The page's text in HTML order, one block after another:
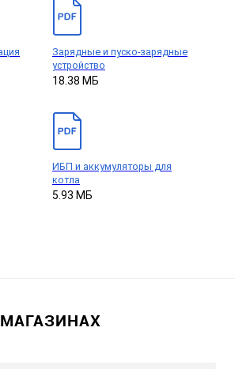
Зарядные и пуско-зарядные
устройство
18.38 МБ
ИБП и аккумуляторы для
котла
5.93 МБ